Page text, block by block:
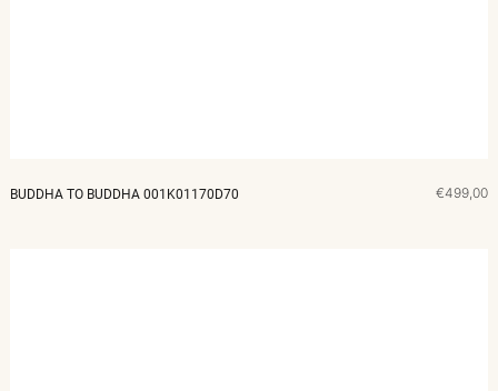
BUDDHA TO BUDDHA 001K01170D70 €499,00